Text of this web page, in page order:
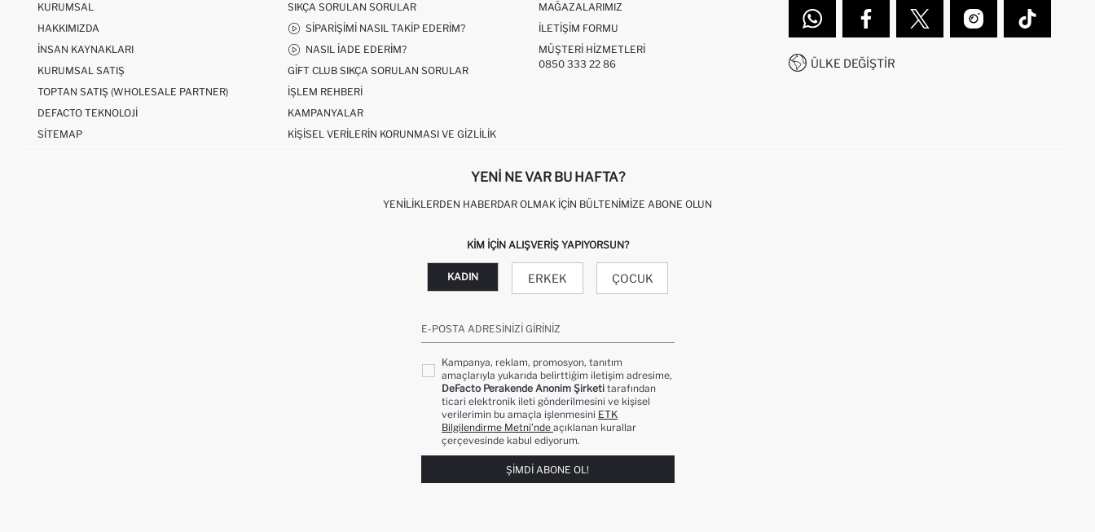
KURUMSAL
HAKKIMIZDA
İNSAN KAYNAKLARI
KURUMSAL SATIŞ
TOPTAN SATIŞ (WHOLESALE PARTNER)
DEFACTO TEKNOLOJI
SITEMAP
SIKÇA SORULAN SORULAR
SIPARIŞIMI NASIL TAKIP EDERIM?
NASIL İADE EDERIM?
GIFT CLUB SIKÇA SORULAN SORULAR
İŞLEM REHBERI
KAMPANYALAR
KIŞISEL VERILERIN KORUNMASI VE GIZLILIK
MAĞAZALARIMIZ
İLETIŞIM FORMU
MÜŞTERI HIZMETLERI
0850 333 22 86
ÜLKE DEĞIŞTIR
YENI NE VAR BU HAFTA?
YENILIKLERDEN HABERDAR OLMAK İÇIN BÜLTENIMIZE ABONE OLUN
KIM IÇIN ALIŞVERIŞ YAPIYORSUN?
KADIN ERKEK ÇOCUK
E-POSTA ADRESINIZI GIRINIZ
Kampanya, reklam, promosyon, tanıtım
amaçlarıyla yukarıda belirttiğim iletişim adresime,
DeFacto Perakende Anonim Şirketi tarafından
ticari elektronik ileti gönderilmesini ve kişisel
verilerimin bu amaçla işlenmesini ETK
Bilgilendirme Metni’nde açıklanan kurallar
çerçevesinde kabul ediyorum.
ŞIMDI ABONE OL!